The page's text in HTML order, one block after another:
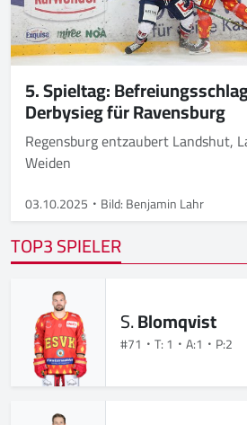
5. Spieltag:
Derbysieg für Ravensburg
Regensburg entzaubert Landshut,
Weiden
03.10.2025 Bild: Benjamin Lahr
TOP3 SPIELER
S.Blomqvist
#71 T: 1 A:1 P:2